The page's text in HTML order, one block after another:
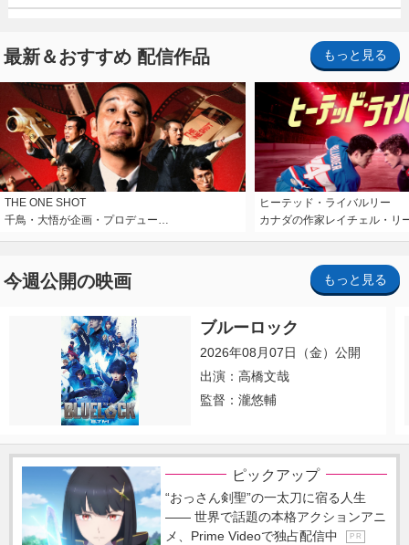
最新＆おすすめ 配信作品 もっと見る
THE ONE SHOT
千鳥・大悟が企画・プロデュー…
ヒーテッド・ライバルリー
カナダの作家レイチェル・リ
今週公開の映画 もっと見る
ブルーロック
2026年08月07日（金）公開
出演：高橋文哉
監督：瀧悠輔
ピックアップ
“おっさん剣聖”の一太刀に宿る人生
―― 世界で話題の本格アクションアニ
メ、Prime Videoで独占配信中
P R